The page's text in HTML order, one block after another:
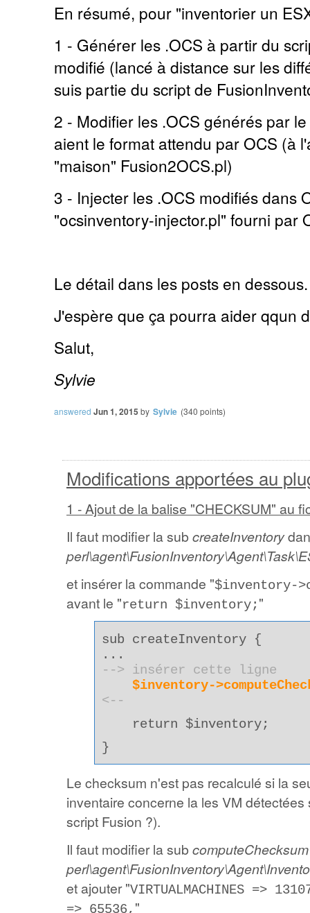
En résumé, pour "inventorier un
1 - Générer les .OCS à partir du
modifié (lancé à distance sur les
suis partie du script de
2 - Modifier les .OCS générés par
aient le format attendu par OCS (à
"maison" Fusion2OCS.pl)
3 - Injecter les .OCS modifiés dans
"ocsinventory-injector.pl" fourni par
Le détail dans les posts en dessous.
J'espère que ça pourra aider qqun
Salut,
Sylvie
answered Jun 1, 2015 by Sylvie (340 points)
Modifications apportées au
1 - Ajout de la balise "CHECKSUM" au
Il faut modifier la sub createInventory
et insérer la commande "$inventory-
avant le "return $inventory; "
sub createInventory {
...
--> insérer cette ligne
$inventory-
<--
return $inventory;
}
Le checksum n'est pas recalculé si la
inventaire concerne la les VM
script Fusion ?).
Il faut modifier la sub
et ajouter "VIRTUALMACHINES =>
=> 65536, "